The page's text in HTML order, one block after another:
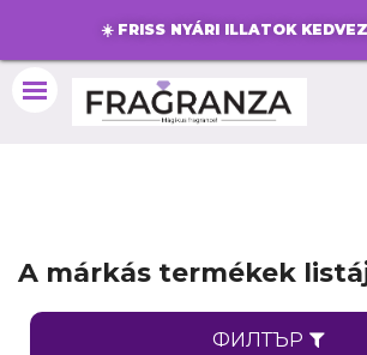
☀️ FRISS NYÁRI ILLATOK
A márkás termékek
ФИЛТЪР